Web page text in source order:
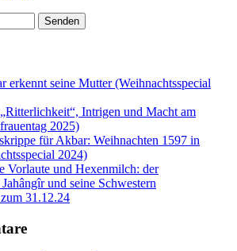
erkennt seine Mutter (Weihnachtsspecial
Intrigen und Macht am
2025)
für Akbar: Weihnachten 1597 in
2024)
Vorlaute und Hexenmilch: der
und seine Schwestern
31.12.24